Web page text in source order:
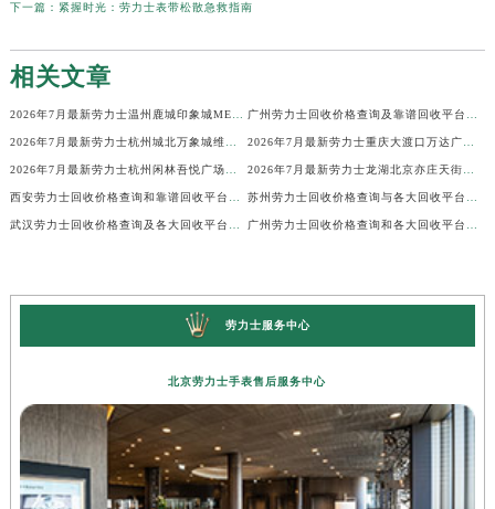
下一篇： 紧握时光：劳力士表带松散急救指南
相关文章
劳力士服务中心
北京劳力士手表售后服务中心